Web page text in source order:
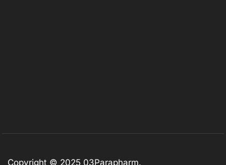
Copyright © 2025 03Parapharm.